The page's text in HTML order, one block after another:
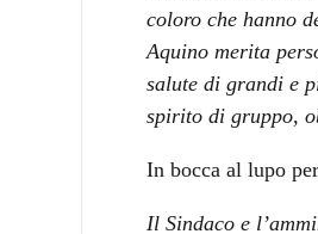
coloro che hanno
Aquino merita
salute di grandi e
spirito di gruppo,
In bocca al lupo
Il Sindaco e